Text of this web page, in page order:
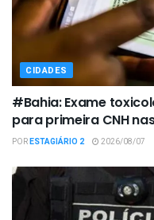
CIDADES
#Bahia: Exame
para primeira CNH
PORESTAGIÁRIO 2 2026/08/07